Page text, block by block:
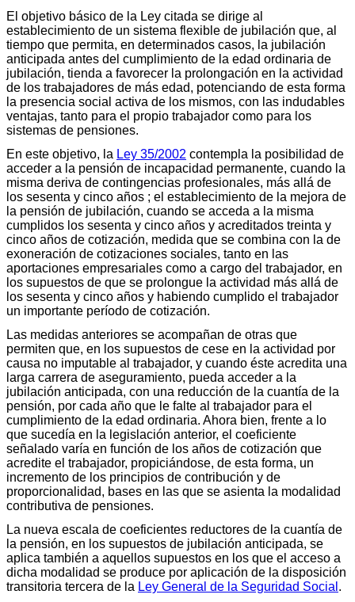
El objetivo básico de la Ley citada se dirige al
establecimiento de un sistema flexible de jubilación que, al
tiempo que permita, en determinados casos, la jubilación
anticipada antes del cumplimiento de la edad ordinaria de
jubilación, tienda a favorecer la prolongación en la actividad
de los trabajadores de más edad, potenciando de esta forma
la presencia social activa de los mismos, con las indudables
ventajas, tanto para el propio trabajador como para los
sistemas de pensiones.
En este objetivo, la Ley 35/2002 contempla la posibilidad de
acceder a la pensión de incapacidad permanente, cuando la
misma deriva de contingencias profesionales, más allá de
los sesenta y cinco años ; el establecimiento de la mejora de
la pensión de jubilación, cuando se acceda a la misma
cumplidos los sesenta y cinco años y acreditados treinta y
cinco años de cotización, medida que se combina con la de
exoneración de cotizaciones sociales, tanto en las
aportaciones empresariales como a cargo del trabajador, en
los supuestos de que se prolongue la actividad más allá de
los sesenta y cinco años y habiendo cumplido el trabajador
un importante período de cotización.
Las medidas anteriores se acompañan de otras que
permiten que, en los supuestos de cese en la actividad por
causa no imputable al trabajador, y cuando éste acredita una
larga carrera de aseguramiento, pueda acceder a la
jubilación anticipada, con una reducción de la cuantía de la
pensión, por cada año que le falte al trabajador para el
cumplimiento de la edad ordinaria. Ahora bien, frente a lo
que sucedía en la legislación anterior, el coeficiente
señalado varía en función de los años de cotización que
acredite el trabajador, propiciándose, de esta forma, un
incremento de los principios de contribución y de
proporcionalidad, bases en las que se asienta la modalidad
contributiva de pensiones.
La nueva escala de coeficientes reductores de la cuantía de
la pensión, en los supuestos de jubilación anticipada, se
aplica también a aquellos supuestos en los que el acceso a
dicha modalidad se produce por aplicación de la disposición
transitoria tercera de la Ley General de la Seguridad Social .